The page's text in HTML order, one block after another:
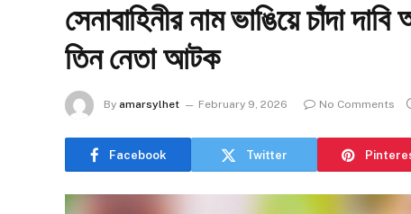
সেনাবাহিনীর নাম ভাঙিয়ে চাঁদা
তিন নেতা আটক
By amarsylhet February 9, 2026 No Comments
Facebook Twitter